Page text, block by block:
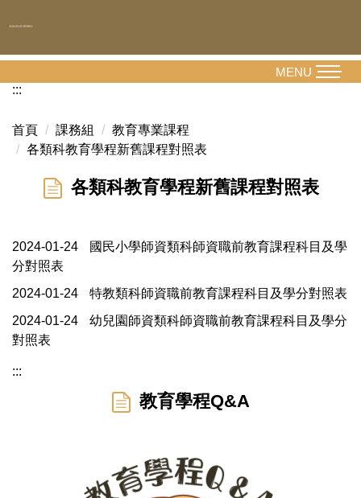
到
內
區
MENU
:::
首頁 課務組
教育專業課程
各類科教育學程新舊課程對照表
各類科教育學程新舊課程對照表
2024-01-24
國民小學師資類科師資職前教育課程科目及學
分對照表
2024-01-24
特教類科師資職前教育課程科目及學分對照表
2024-01-24
幼兒園師資類科師資職前教育課程科目及學分
對照表
:::
教育學程Q&A